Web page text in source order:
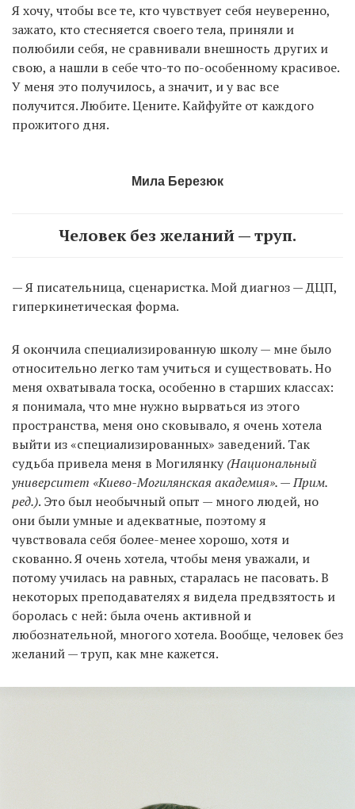
Я хочу, чтобы все те, кто чувствует себя неуверенно,
зажато, кто стесняется своего тела, приняли и
полюбили себя, не сравнивали внешность других и
свою, а нашли в себе что-то по-особенному красивое.
У меня это получилось, а значит, и у вас все
получится. Любите. Цените. Кайфуйте от каждого
прожитого дня.
Мила Березюк
Человек без желаний — труп.
— Я писательница, сценаристка. Мой диагноз — ДЦП,
гиперкинетическая форма.
Я окончила специализированную школу — мне было
относительно легко там учиться и существовать. Но
меня охватывала тоска, особенно в старших классах:
я понимала, что мне нужно вырваться из этого
пространства, меня оно сковывало, я очень хотела
выйти из «специализированных» заведений. Так
судьба привела меня в Могилянку(Национальный
университет «Киево-Могилянская академия». — Прим.
ред.). Это был необычный опыт — много людей, но
они были умные и адекватные, поэтому я
чувствовала себя более-менее хорошо, хотя и
скованно. Я очень хотела, чтобы меня уважали, и
потому училась на равных, старалась не пасовать. В
некоторых преподавателях я видела предвзятость и
боролась с ней: была очень активной и
любознательной, многого хотела. Вообще, человек без
желаний — труп, как мне кажется.